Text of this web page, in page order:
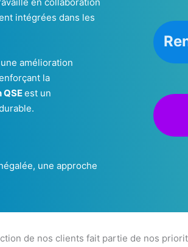
intégrées dans les
amélioration
la
est un
une approche
de nos clients fait partie de nos